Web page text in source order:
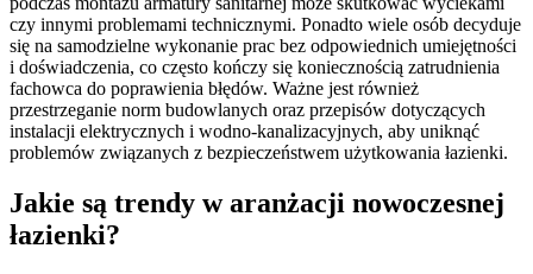
czy innymi problemami technicznymi. Ponadto wiele osób decyduje
się na samodzielne wykonanie prac bez odpowiednich umiejętności
i doświadczenia, co często kończy się koniecznością zatrudnienia
fachowca do poprawienia błędów. Ważne jest również
przestrzeganie norm budowlanych oraz przepisów dotyczących
instalacji elektrycznych i wodno-kanalizacyjnych, aby uniknąć
problemów związanych z bezpieczeństwem użytkowania łazienki.
Jakie są trendy w aranżacji nowoczesnej
łazienki?